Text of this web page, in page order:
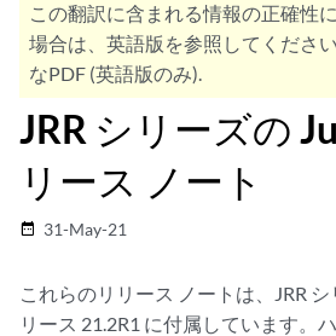
この翻訳に含まれる情報の正確性
場合は、英語版を参照してくださ
なPDF (英語版のみ).
JRR シリーズの
リース ノート
date_range 31-May-21
これらのリリース ノートは、JRR シ
リース 21.2R1 に付属しています。